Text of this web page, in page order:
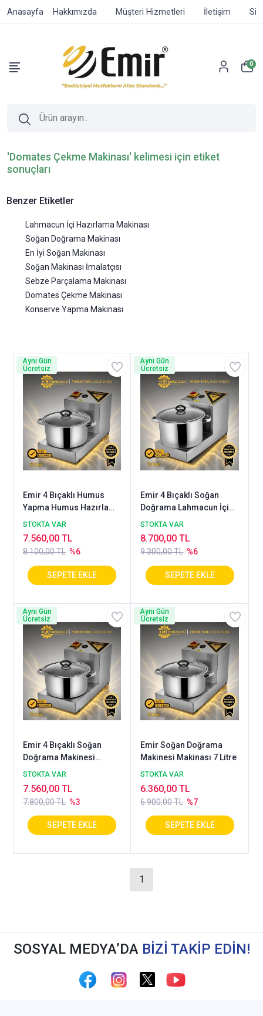
Anasayfa Hakkımızda Müşteri Hizmetleri İletişim
0
'Domates Çekme Makinası' kelimesi için etiket
sonuçları
Benzer Etiketler
Lahmacun İçi Hazırlama Makinası
Soğan Doğrama Makinası
En İyi Soğan Makinası
Soğan Makinası İmalatçısı
Sebze Parçalama Makinası
Domates Çekme Makinası
Konserve Yapma Makinası
Emir 4 Bıçaklı Humus
Yapma Humus Hazırlama
Makinası Nohut Ezme
STOKTA VAR
8.100,00 TL %6
7.560,00 TL
Aynı Gün
Ücretsiz
Emir 4 Bıçaklı Soğan
Doğrama Lahmacun İçi
Hazırlama Makinesi 13
STOKTA VAR
9.300,00 TL %6
8.700,00 TL
Aynı Gün
Ücretsiz
Emir 4 Bıçaklı Soğan
Doğrama Makinesi
Makinası 7 Litre
STOKTA VAR
7.800,00 TL %3
7.560,00 TL
Aynı Gün
Ücretsiz
Emir Soğan Doğrama
Makinesi Makinası 7 Litre
STOKTA VAR
6.900,00 TL %7
6.360,00 TL
Aynı Gün
Ücretsiz
1
SOSYAL MEDYA’DA BİZİ TAKİP EDİN!